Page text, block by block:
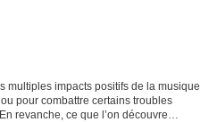
multiples impacts positifs de la musique
pour combattre certains troubles
revanche, ce que l’on découvre